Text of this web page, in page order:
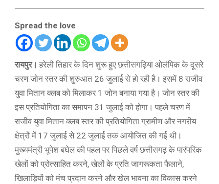
Spread the love
रायपुर। हरेली तिहार के दिन शुरू हुए छत्तीसगढ़िया ओलंपिक के दूसरे
चरण जोन स्तर की शुरुआत 26 जुलाई से हो रही है। इसमें 8 राजीव
युवा मितान क्लब को मिलाकर 1 जोन बनाया गया है। जोन स्तर की
इस प्रतियोगिता का समापन 31 जुलाई को होगा। पहले चरण में
राजीव युवा मितान क्लब स्तर की प्रतियोगिता ग्रामीण और नगरीय
क्षेत्रों में 17 जुलाई से 22 जुलाई तक आयोजित की गई थी।
मुख्यमंत्री भूपेश बघेल की पहल पर पिछले वर्ष छत्तीसगढ़ के पारंपरिक
खेलों को प्रोत्साहित करने, खेलों के प्रति जागरूकता फैलाने,
खिलाड़ियों को मंच प्रदान करने और खेल भावना का विकास करने